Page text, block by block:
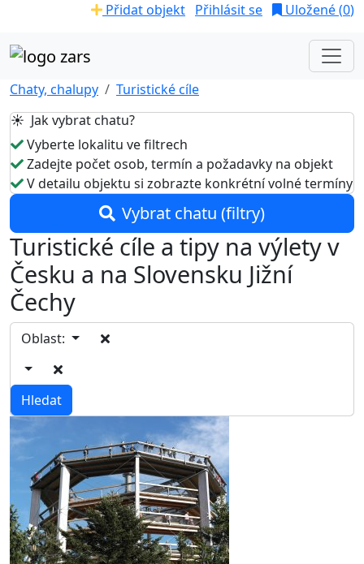
Přidat objekt Přihlásit se Uložené (0)
Chaty, chalupy
Turistické cíle
☀️ Jak vybrat chatu?
Vyberte lokalitu ve filtrech
Zadejte počet osob, termín a požadavky na objekt
V detailu objektu si zobrazte konkrétní volné termíny
Vybrat chatu (filtry)
Turistické cíle a tipy na výlety v
Česku a na Slovensku Jižní
Čechy
Oblast: